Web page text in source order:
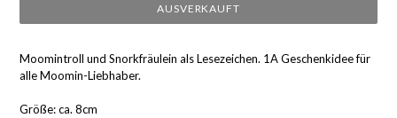
AUSVERKAUFT
Moomintroll und Snorkfräulein als Lesezeichen. 1A Geschenkidee für
alle Moomin-Liebhaber.
Größe: ca. 8cm